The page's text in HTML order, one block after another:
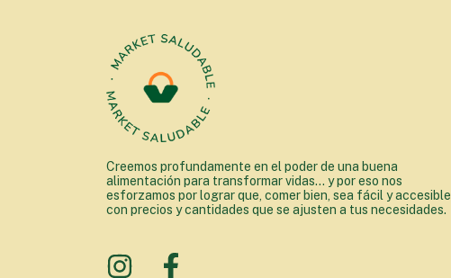
Creemos profundamente en el poder de una buena
alimentación para transformar vidas... y por eso nos
esforzamos por lograr que, comer bien, sea fácil y accesible,
con precios y cantidades que se ajusten a tus necesidades.